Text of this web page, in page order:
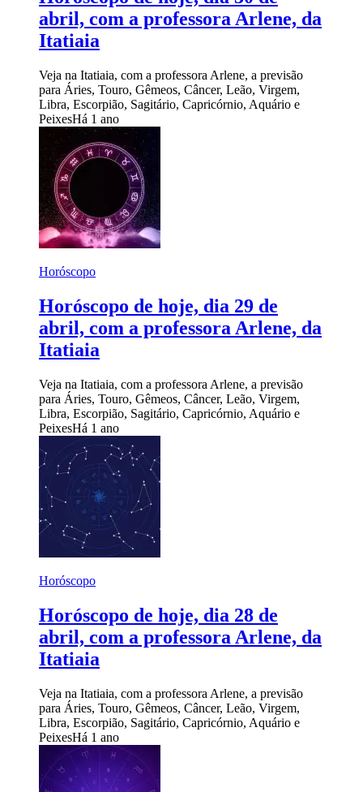
abril, com a professora Arlene, da
Itatiaia
Veja na Itatiaia, com a professora Arlene, a previsão
para Áries, Touro, Gêmeos, Câncer, Leão, Virgem,
Libra, Escorpião, Sagitário, Capricórnio, Aquário e
PeixesHá 1 ano
Horóscopo
Horóscopo de hoje, dia 29 de
abril, com a professora Arlene, da
Itatiaia
Veja na Itatiaia, com a professora Arlene, a previsão
para Áries, Touro, Gêmeos, Câncer, Leão, Virgem,
Libra, Escorpião, Sagitário, Capricórnio, Aquário e
PeixesHá 1 ano
Horóscopo
Horóscopo de hoje, dia 28 de
abril, com a professora Arlene, da
Itatiaia
Veja na Itatiaia, com a professora Arlene, a previsão
para Áries, Touro, Gêmeos, Câncer, Leão, Virgem,
Libra, Escorpião, Sagitário, Capricórnio, Aquário e
PeixesHá 1 ano